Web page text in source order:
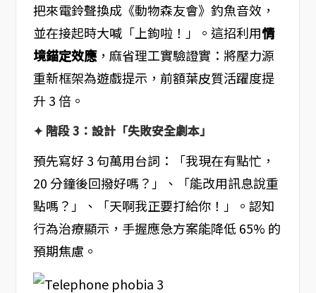
把來電鈴聲換成《動物森友會》釣魚音效，
並在接起時大喊「上鉤啦！」。這招利用情
境錨定效應，麻省理工實驗證實：將壓力源
重新框架為遊戲提示，前額葉皮質活躍度提
升 3 倍。
✦ 階段 3：設計「失敗安全劇本」
預先寫好 3 句萬用台詞：「我現在有點忙，
20 分鐘後回撥好嗎？」、「能改用訊息說重
點嗎？」、「天啊我正要打給你！」。認知
行為治療顯示，手握應急方案能降低 65% 的
預期焦慮。